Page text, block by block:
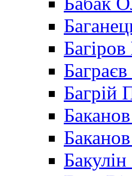
Багрій